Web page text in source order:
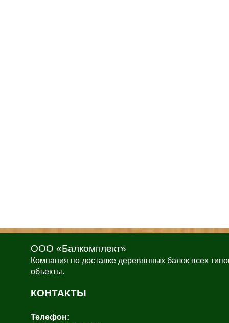
ООО «Балкомплект»
Компания по доставке деревянных балок всех
объекты.
КОНТАКТЫ
Телефон: